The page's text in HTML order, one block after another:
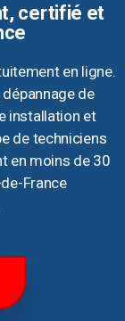
certifié et
en ligne.
de
installation et
de techniciens
en moins de 30
France